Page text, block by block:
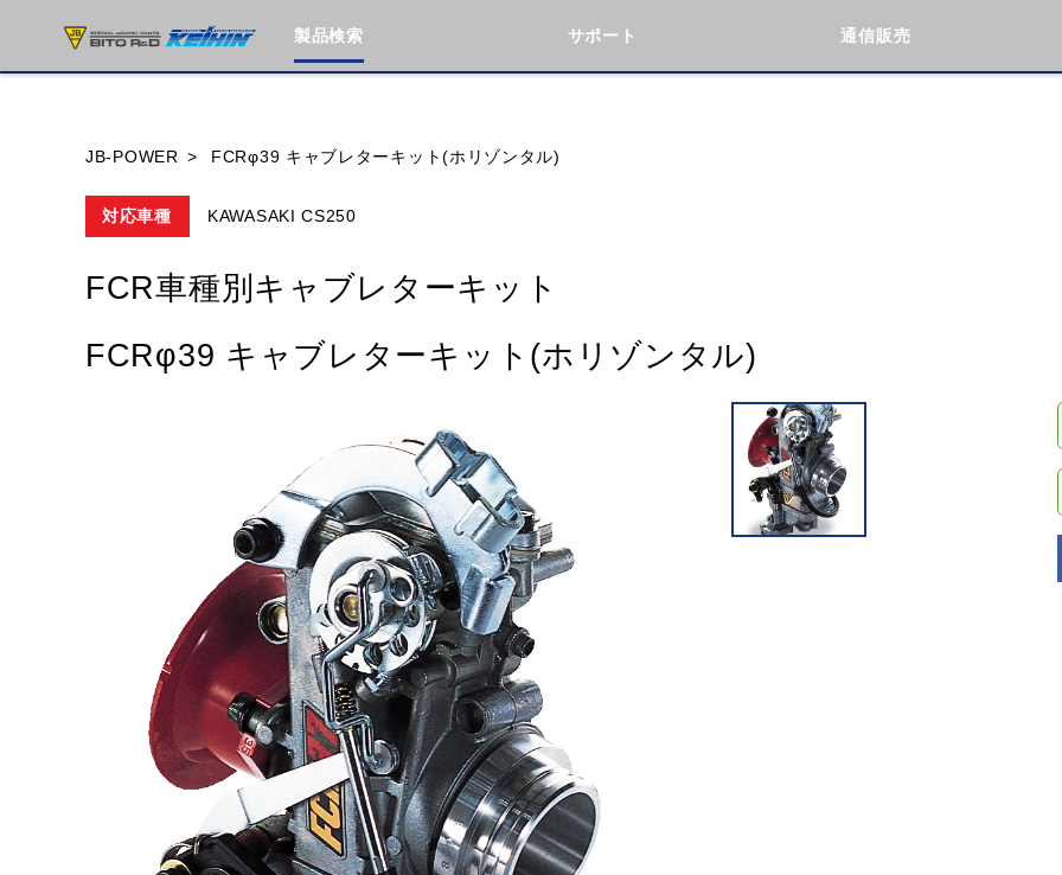
製品検索 サポート 通信販売
閉じる
JB-POWER FCRφ39 キャブレターキット(ホリゾンタル)
対応車種 KAWASAKI CS250
FCR車種別キャブレターキット
FCRφ39 キャブレターキット(ホリゾンタル)